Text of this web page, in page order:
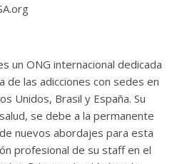
un ONG internacional dedicada
de las adicciones con sedes en
Unidos, Brasil y España. Su
se debe a la permanente
nuevos abordajes para esta
profesional de su staff en el